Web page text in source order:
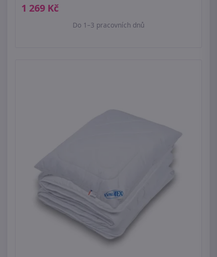
1 269 Kč
Do 1–3 pracovních dnů